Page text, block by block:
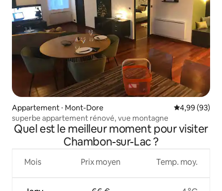
Appartement ⋅ Mont-Dore Évaluation
4,99 (93)
superbe appartement rénové, vue montagne
Quel est le meilleur moment pour visiter
Chambon-sur-Lac ?
Mois Prix moyen Temp. moy.